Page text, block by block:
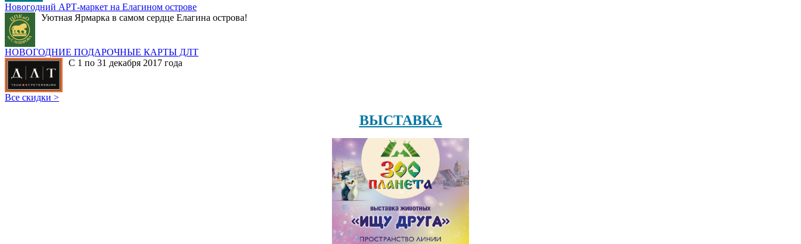
Новогодний АРТ-маркет на Елагином острове
Уютная Ярмарка в самом сердце Елагина острова!
НОВОГОДНИЕ ПОДАРОЧНЫЕ КАРТЫ ДЛТ
С 1 по 31 декабря 2017 года
Все скидки >
ВЫСТАВКА